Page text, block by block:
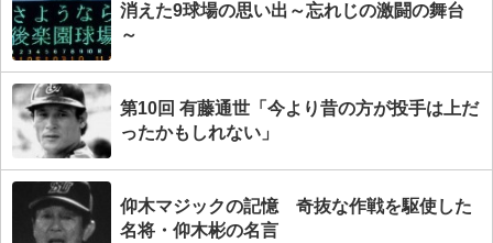
消えた9球場の思い出～忘れじの激闘の舞台
～
第10回 有藤通世「今より昔の方が投手は上だ
ったかもしれない」
仰木マジックの記憶 奇抜な作戦を駆使した
名将・仰木彬の名言